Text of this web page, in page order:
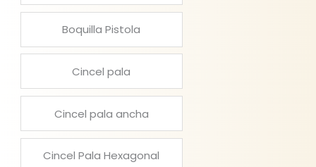
Boquilla Pistola
Cincel pala
Cincel pala ancha
Cincel Pala Hexagonal